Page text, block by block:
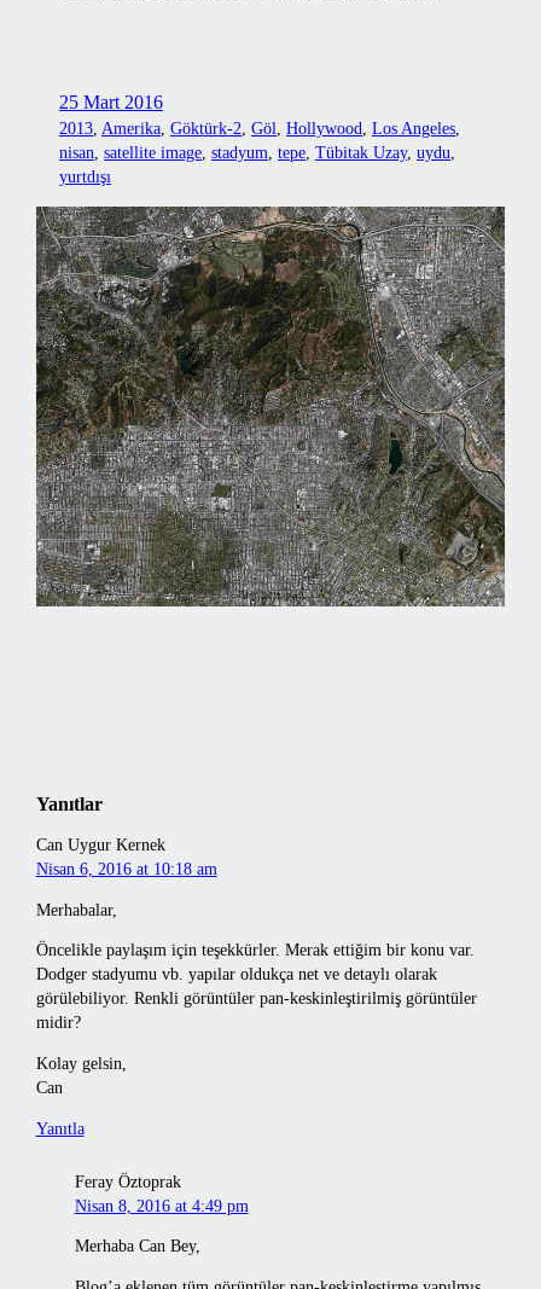
25 Mart 2016
2013, Amerika, Göktürk-2, Göl, Hollywood, Los Angeles
nisan, satellite image, stadyum, tepe, Tübitak Uzay, uydu
yurtdışı
Yanıtlar
Can Uygur Kernek
Nisan 6, 2016 at 10:18 am
Merhabalar,
Öncelikle paylaşım için teşekkürler. Merak ettiğim bir konu var.
Dodger stadyumu vb. yapılar oldukça net ve detaylı olarak
görülebiliyor. Renkli görüntüler pan-keskinleştirilmiş görüntüler
midir?
Kolay gelsin,
Can
Yanıtla
Feray Öztoprak
Nisan 8, 2016 at 4:49 pm
Merhaba Can Bey,